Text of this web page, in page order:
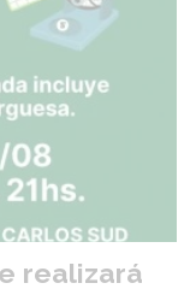
realizará